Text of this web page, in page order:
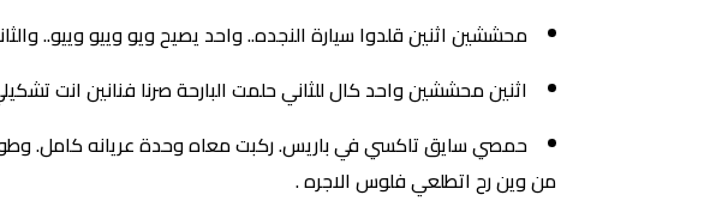
محششين اثنين قلدوا سيارة النجده.. واحد يصيح ويو وييو وييو..
اثنين محششين واحد كال للثاني حلمت البارحة صرنا فنانين انت
حمصي سايق تاكسي في باريس. ركبت معاه وحدة عريانه كامل.
من وين رح اتطلعي فلوس الاجره .